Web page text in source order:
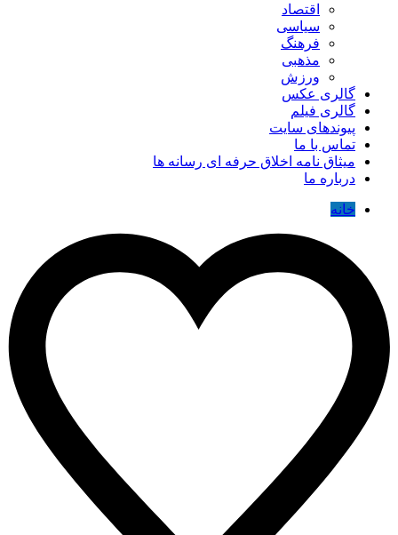
اقتصاد
سیاسی
فرهنگ
مذهبی
ورزش
گالری عکس
گالری فیلم
پیوندهای سایت
تماس با ما
میثاق نامه اخلاق حرفه ای رسانه ها
درباره ما
خانه